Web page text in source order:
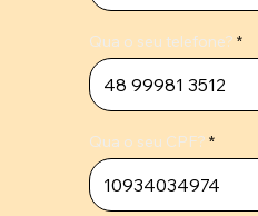
Qua o seu telefone?
Qua o seu CPF?